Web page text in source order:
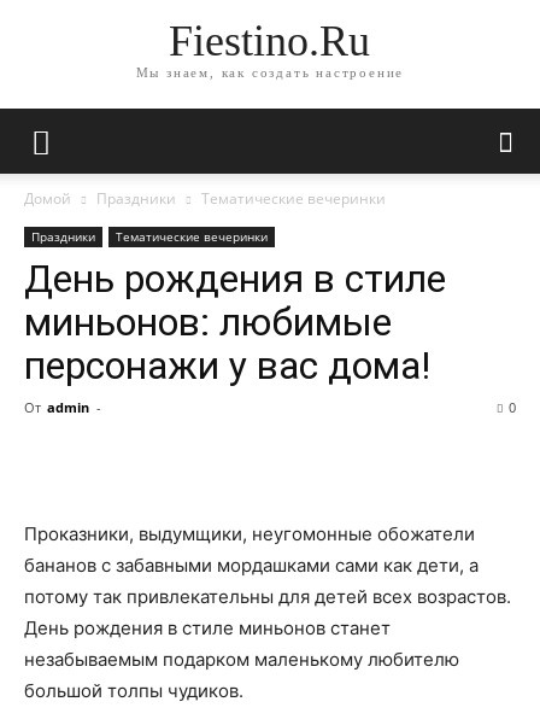
Fiestino.Ru
Мы знаем, как создать настроение
Домой Праздники Тематические вечеринки
Праздники Тематические вечеринки
День рождения в стиле
миньонов: любимые
персонажи у вас дома!
От admin - 0
Проказники, выдумщики, неугомонные обожатели
бананов с забавными мордашками сами как дети, а
потому так привлекательны для детей всех возрастов.
День рождения в стиле миньонов станет
незабываемым подарком маленькому любителю
большой толпы чудиков.